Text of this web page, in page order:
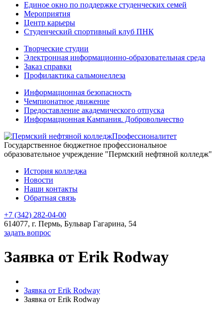
Единое окно по поддержке студенческих семей
Мероприятия
Центр карьеры
Студенческий спортивный клуб ПНК
Творческие студии
Электронная информационно-образовательная среда
Заказ справки
Профилактика сальмонеллеза
Информационная безопасность
Чемпионатное движение
Предоставление академического отпуска
Информационная Кампания. Добровольчество
Профессионалитет
Государственное бюджетное профессиональное
образовательное учреждение "Пермский нефтяной колледж"
История колледжа
Новости
Наши контакты
Обратная связь
+7 (342) 282-04-00
614077, г. Пермь, Бульвар Гагарина, 54
задать вопрос
Заявка от Erik Rodway
Заявка от Erik Rodway
Заявка от Erik Rodway